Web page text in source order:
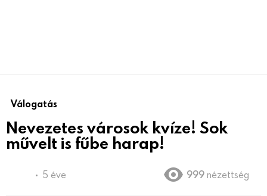
Válogatás
Nevezetes városok kvíze! Sok
művelt is fűbe harap!
5 éve 999 nézettség